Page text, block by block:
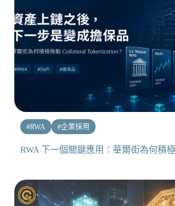
#RWA #企業採用
RWA 下一個關鍵應用：華爾街為何積